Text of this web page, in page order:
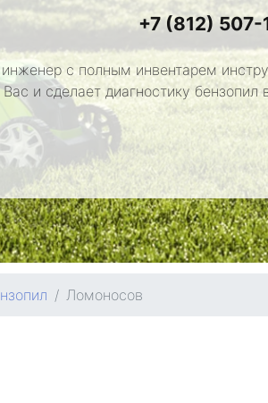
+7 (812)
с полным инвентарем
Вас и сделает диагностику
Ломоносов